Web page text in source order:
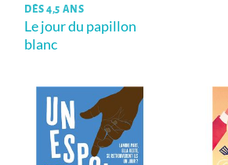
DÈS 4,5 ANS
Le jour du papillon
blanc